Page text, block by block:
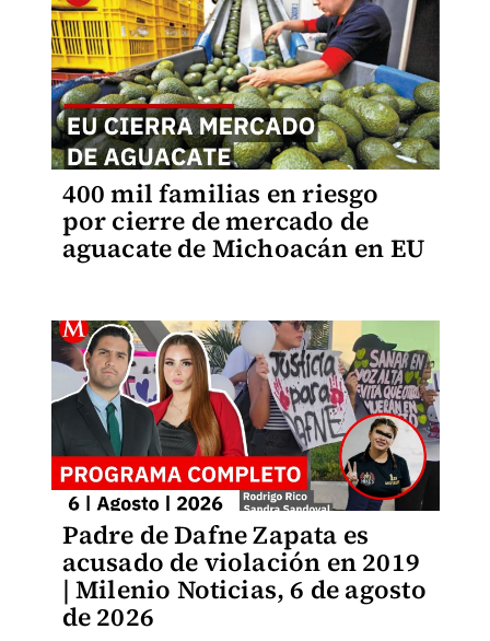
400 mil familias en riesgo
por cierre de mercado de
aguacate de Michoacán en EU
Padre de Dafne Zapata es
acusado de violación en 2019
| Milenio Noticias, 6 de agosto
de 2026